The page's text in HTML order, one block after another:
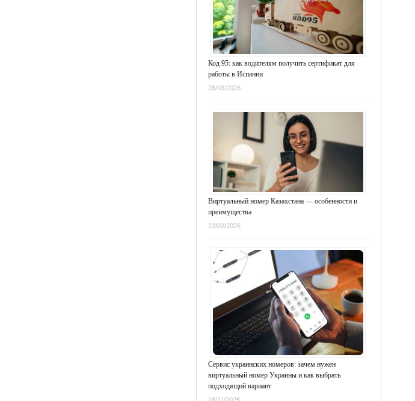
Код 95: как водителям получить сертификат для
работы в Испании
26/03/2026
Виртуальный номер Казахстана — особенности и
преимущества
12/02/2026
Сервис украинских номеров: зачем нужен
виртуальный номер Украины и как выбрать
подходящий вариант